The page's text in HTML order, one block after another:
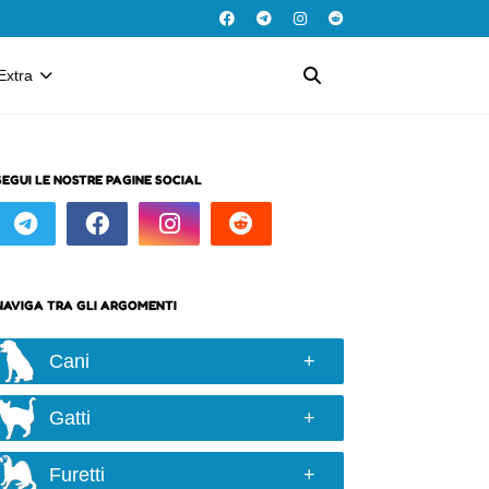
LE NOSTRE PAGINE SOCIAL
TRA GLI ARGOMENTI
Cani
Razze e taglie
Scelta del cane
Alimentazione
Gatti
Razze
Furetti